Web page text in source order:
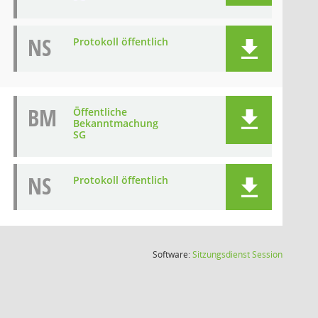
NS Protokoll öffentlich
BM
Öffentliche
Bekanntmachung
SG
NS Protokoll öffentlich
Software:SitzungsdienstSession(Wird in